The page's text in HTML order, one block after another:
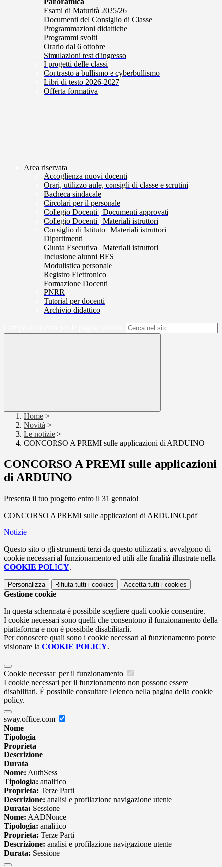
Panoramica
Esami di Maturità 2025/26
Documenti del Consiglio di Classe
Programmazioni didattiche
Programmi svolti
Orario dal 6 ottobre
Simulazioni test d'ingresso
I progetti delle classi
Contrasto a bullismo e cyberbullismo
Libri di testo 2026-2027
Offerta formativa
Area riservata
Accoglienza nuovi docenti
Orari, utilizzo aule, consigli di classe e scrutini
Bacheca sindacale
Circolari per il personale
Collegio Docenti | Documenti approvati
Collegio Docenti | Materiali istruttori
Consiglio di Istituto | Materiali istruttori
Dipartimenti
Giunta Esecutiva | Materiali istruttori
Inclusione alunni BES
Modulistica personale
Registro Elettronico
Formazione Docenti
PNRR
Tutorial per docenti
Archivio didattico
Home >
Novità >
Le notizie >
CONCORSO A PREMI sulle applicazioni di ARDUINO
CONCORSO A PREMI sulle applicazioni
di ARDUINO
Presenta il tuo progetto entro il 31 gennaio!
CONCORSO A PREMI sulle applicazioni di ARDUINO.pdf
Notizie
Questo sito o gli strumenti terzi da questo utilizzati si avvalgono di
cookie necessari al funzionamento ed utili alle finalità illustrate nella
COOKIE POLICY.
Personalizza Rifiuta tutti i cookies Accetta tutti i cookies
Gestione cookie
In questa schermata è possibile scegliere quali cookie consentire.
I cookie necessari sono quelli che consentono il funzionamento della
piattaforma e non è possibile disabilitarli.
Per conoscere quali sono i cookie necessari al funzionamento potete
visionare la COOKIE POLICY.
Cookie necessari per il funzionamento
I cookie necessari per il funzionamento non possono essere
disabilitati. È possibile consultare l'elenco nella pagina della cookie
policy.
sway.office.com
Nome
Tipologia
Proprieta
Descrizione
Durata
Nome: AuthSess
Tipologia: analitico
Proprieta: Terze Parti
Descrizione: analisi e profilazione navigazione utente
Durata: Sessione
Nome: AADNonce
Tipologia: analitico
Proprieta: Terze Parti
Descrizione: analisi e profilazione navigazione utente
Durata: Sessione